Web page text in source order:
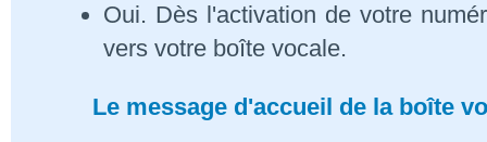
Oui. Dès l'activation de votre
vers votre boîte vocale.
Le message d'accueil de la boîte